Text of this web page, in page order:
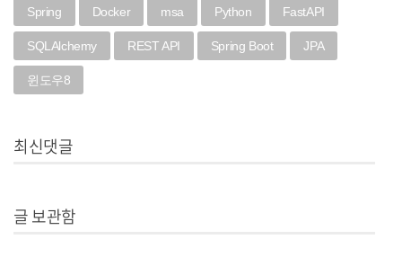
Spring Docker msa Python FastAPI
SQLAlchemy REST API Spring Boot JPA
윈도우8
최신댓글
글 보관함